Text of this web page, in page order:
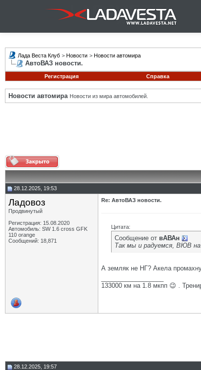
Лада Веста Клуб > Новости > Новости автомира
АвтоВАЗ новости.
Регистрация
Справка
Новости автомира Новости из мира автомобилей.
28.12.2025, 19:53
Ладовоз
Продвинутый
Регистрация: 15.08.2020
Автомобиль: SW 1.6 cross GFK
110 orange
Сообщений: 18,871
Re: АвтоВАЗ новости.
Цитата:
Сообщение от вАВАн
Так мы и радуемся, ВЮВ на
А земляк не НГ? Акела
133000 км на 1.8 мкпп 😉 .
28.12.2025, 19:57